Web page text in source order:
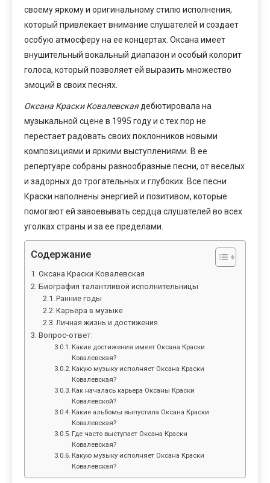
своему яркому и оригинальному стилю исполнения,
который привлекает внимание слушателей и создает
особую атмосферу на ее концертах. Оксана имеет
внушительный вокальный диапазон и особый колорит
голоса, который позволяет ей выразить множество
эмоций в своих песнях.
Оксана Краски Ковалевскаядебютировала на
музыкальной сцене в 1995 году и с тех пор не
перестает радовать своих поклонников новыми
композициями и яркими выступлениями. В ее
репертуаре собраны разнообразные песни, от веселых
и задорных до трогательных и глубоких. Все песни
Краски наполнены энергией и позитивом, которые
помогают ей завоевывать сердца слушателей во всех
уголках страны и за ее пределами.
Содержание
Оксана Краски Ковалевская
Биография талантливой исполнительницы
Ранние годы
Карьера в музыке
Личная жизнь и достижения
Вопрос-ответ:
Какие достижения имеет Оксана Краски
Ковалевская?
Какую музыку исполняет Оксана Краски
Ковалевская?
Как началась карьера Оксаны Краски
Ковалевской?
Какие альбомы выпустила Оксана Краски
Ковалевская?
Где часто выступает Оксана Краски
Ковалевская?
Какую музыку исполняет Оксана Краски
Ковалевская?